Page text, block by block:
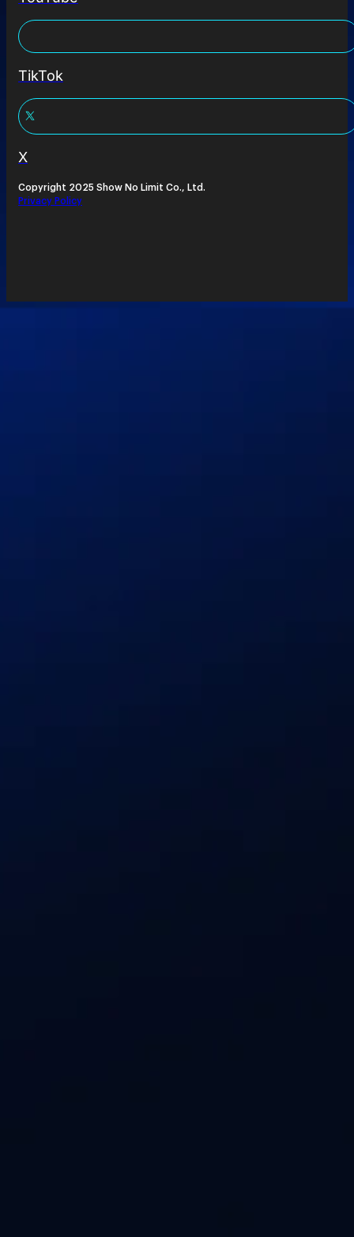
TikTok
X
Copyright 2025 Show No Limit Co., Ltd.
Privacy Policy